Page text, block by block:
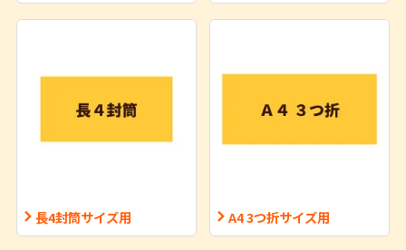
長4封筒サイズ用 A4 3つ折サイズ用